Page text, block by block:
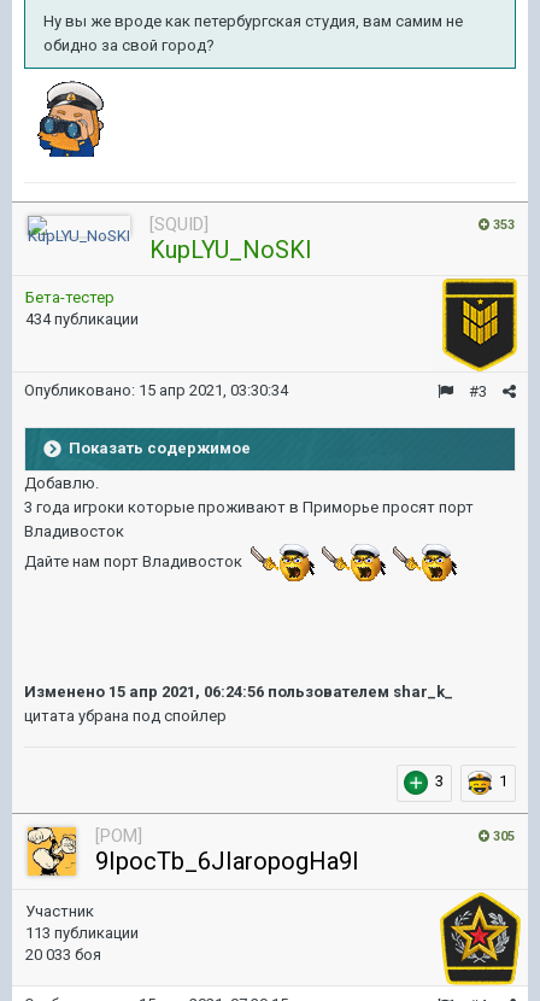
Ну вы же вроде как петербургская студия, вам самим не
обидно за свой город?
353
[SQUID]
KupLYU_NoSKI
Бета-тестер
434 публикации
#3
Опубликовано: 15 апр 2021, 03:30:34
Показать содержимое
Добавлю.
3 года игроки которые проживают в Приморье просят порт
Владивосток
Дайте нам порт Владивосток
Изменено 15 апр 2021, 06:24:56 пользователем shar_k_
цитата убрана под спойлер
3 1
305
[POM]
9IpocTb_6JIaropogHa9I
Участник
113 публикации
20 033 боя